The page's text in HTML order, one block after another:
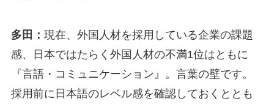
多田： 現在、外国人材を採用している企業の課題
感、日本ではたらく外国人材の不満1位はともに
『言語・コミュニケーション』。言葉の壁です。
採用前に日本語のレベル感を確認しておくととも